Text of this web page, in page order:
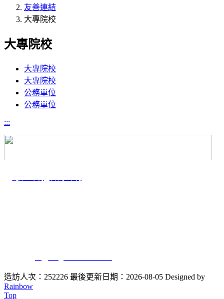
友善連結
大專院校
大專院校
大專院校
大專院校
公務單位
公務單位
:::
造訪人次：252226 最後更新日期：2026-08-05 Designed by
Rainbow
Top